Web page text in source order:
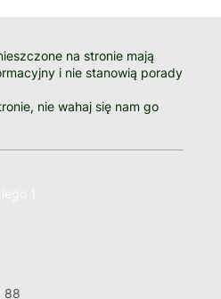
na stronie mają
i nie stanowią porady
nie wahaj się nam go
88